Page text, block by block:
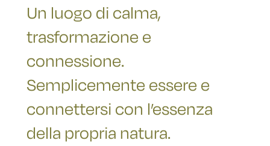
Un luogo di calma,
trasformazione e
connessione.
Semplicemente essere e
connettersi con l’essenza
della propria natura.